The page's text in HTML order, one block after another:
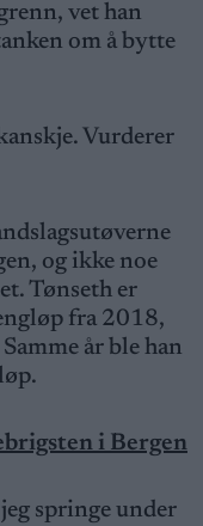
vet han
om å bytte
Vurderer
og ikke noe
Tønseth er
fra 2018,
år ble han
i Bergen
springe under